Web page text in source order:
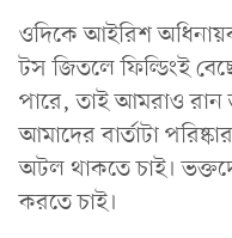
ওদিকে আইরিশ অধিনায়ক
টস জিতলে ফিল্ডিংই
পারে, তাই আমরাও রান
আমাদের বার্তাটা
অটল থাকতে চাই।
করতে চাই।